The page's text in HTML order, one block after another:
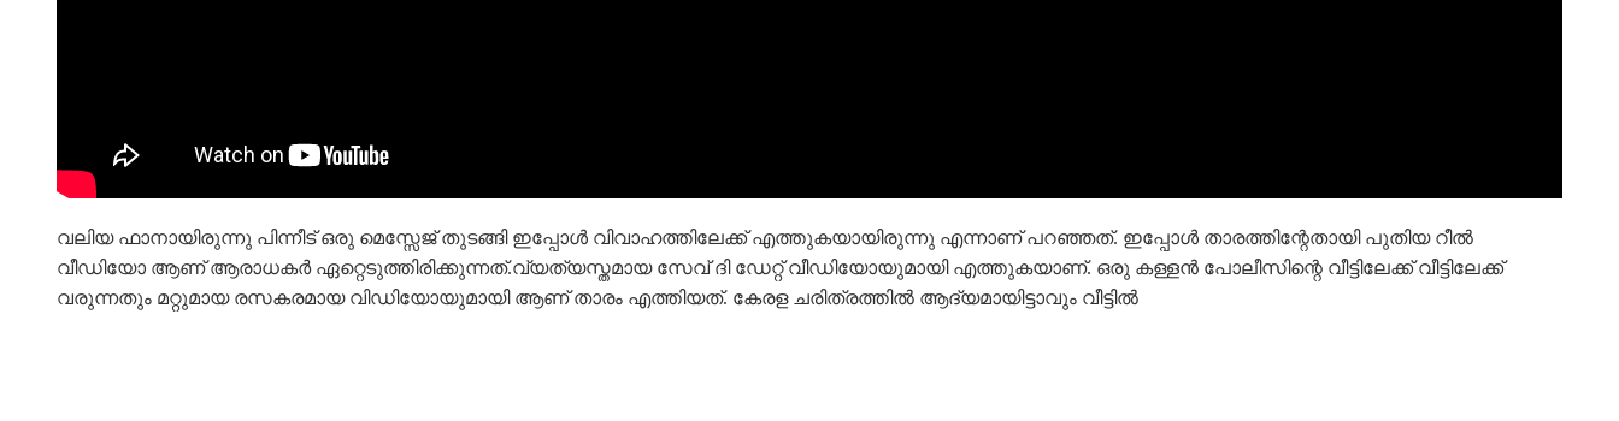
വലിയ ഫാനായിരുന്നു പിന്നീട് ഒരു മെസ്സേജ് തുടങ്ങി ഇപ്പോൾ വിവാഹത്തിലേക്ക് എത്തുകയായിരുന്നു എന്നാണ് പറഞ്ഞത്. ഇപ്പോൾ താരത്തിന്റേതായി പുതിയ റീൽ
വീഡിയോ ആണ് ആരാധകർ ഏറ്റെടുത്തിരിക്കുന്നത്.വ്യത്യസ്തമായ സേവ് ദി ഡേറ്റ് വീഡിയോയുമായി എത്തുകയാണ്. ഒരു കള്ളൻ പോലീസിന്റെ വീട്ടിലേക്ക് വീട്ടിലേക്ക്
വരുന്നതും മറ്റുമായ രസകരമായ വിഡിയോയുമായി ആണ് താരം എത്തിയത്. കേരള ചരിത്രത്തിൽ ആദ്യമായിട്ടാവും വീട്ടിൽ